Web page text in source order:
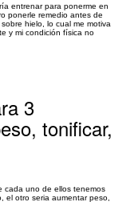
entrenar para ponerme en
ponerle remedio antes de
hielo, lo cual me motiva
y mi condición física no
3
tonificar,
cada uno de ellos tenemos
el otro seria aumentar peso,